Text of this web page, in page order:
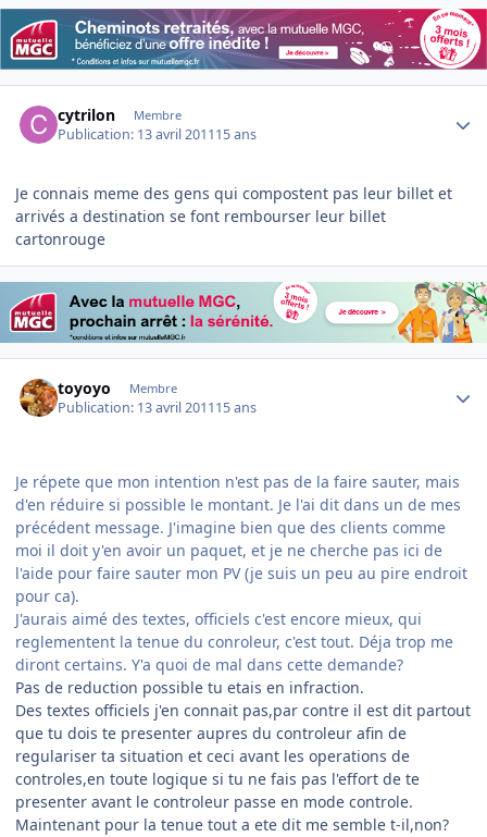
cytrilon Membre
Publication: 13 avril 201115 ans
Je connais meme des gens qui compostent pas leur billet et
arrivés a destination se font rembourser leur billet
cartonrouge
toyoyo Membre
Publication: 13 avril 201115 ans
Je répete que mon intention n'est pas de la faire sauter, mais
d'en réduire si possible le montant. Je l'ai dit dans un de mes
précédent message. J'imagine bien que des clients comme
moi il doit y'en avoir un paquet, et je ne cherche pas ici de
l'aide pour faire sauter mon PV (je suis un peu au pire endroit
pour ca).
J'aurais aimé des textes, officiels c'est encore mieux, qui
reglementent la tenue du conroleur, c'est tout. Déja trop me
diront certains. Y'a quoi de mal dans cette demande?
Pas de reduction possible tu etais en infraction.
Des textes officiels j'en connait pas,par contre il est dit partout
que tu dois te presenter aupres du controleur afin de
regulariser ta situation et ceci avant les operations de
controles,en toute logique si tu ne fais pas l'effort de te
presenter avant le controleur passe en mode controle.
Maintenant pour la tenue tout a ete dit me semble t-il,non?